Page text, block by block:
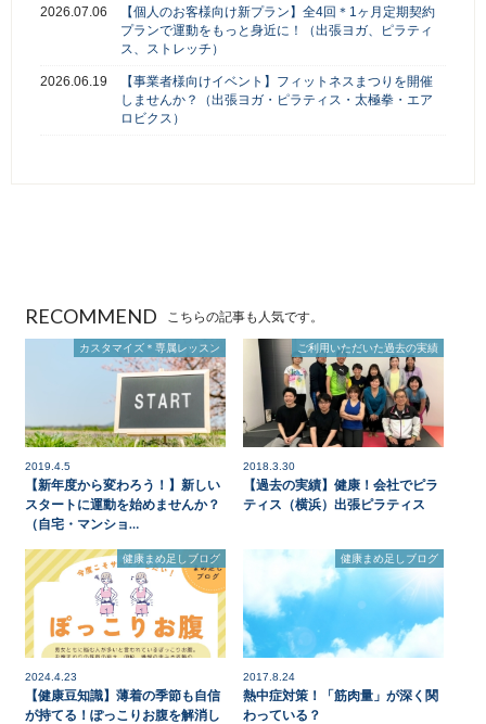
2026.07.06
【個人のお客様向け新プラン】全4回＊1ヶ月定期契約
プランで運動をもっと身近に！（出張ヨガ、ピラティ
ス、ストレッチ）
2026.06.19
【事業者様向けイベント】フィットネスまつりを開催
しませんか？（出張ヨガ・ピラティス・太極拳・エア
ロビクス）
RECOMMEND こちらの記事も人気です。
カスタマイズ＊専属レッスン
2019.4.5
【新年度から変わろう！】新しい
スタートに運動を始めませんか？
（自宅・マンショ…
ご利用いただいた過去の実績
2018.3.30
【過去の実績】健康！会社でピラ
ティス（横浜）出張ピラティス
健康まめ足しブログ
2024.4.23
【健康豆知識】薄着の季節も自信
が持てる！ぽっこりお腹を解消し
健康まめ足しブログ
2017.8.24
熱中症対策！「筋肉量」が深く関
わっている？